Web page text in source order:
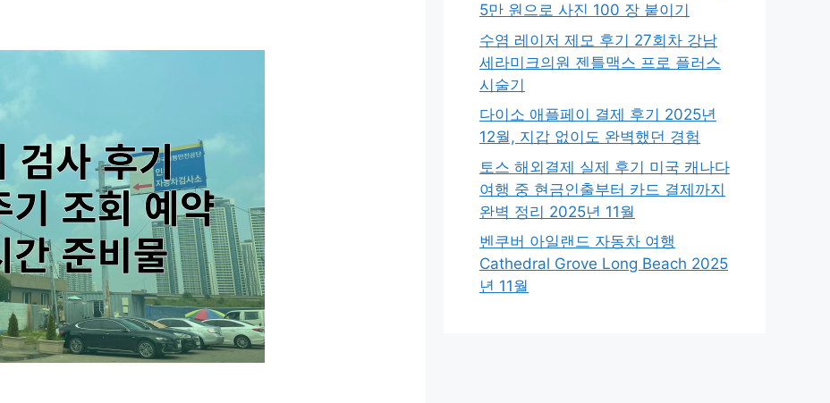
5만 원으로 사진 100 장 붙이기
수염 레이저 제모 후기 27회차 강남
세라미크의원 젠틀맥스 프로 플러스
시술기
다이소 애플페이 결제 후기 2025년
12월, 지갑 없이도 완벽했던 경험
토스 해외결제 실제 후기 미국 캐나다
여행 중 현금인출부터 카드 결제까지
완벽 정리 2025년 11월
벤쿠버 아일랜드 자동차 여행
Cathedral Grove Long Beach 2025
년 11월